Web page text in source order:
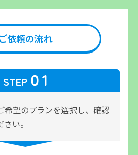
依頼の流れ
STEP０1
望のプランを選択し、 確認
い。